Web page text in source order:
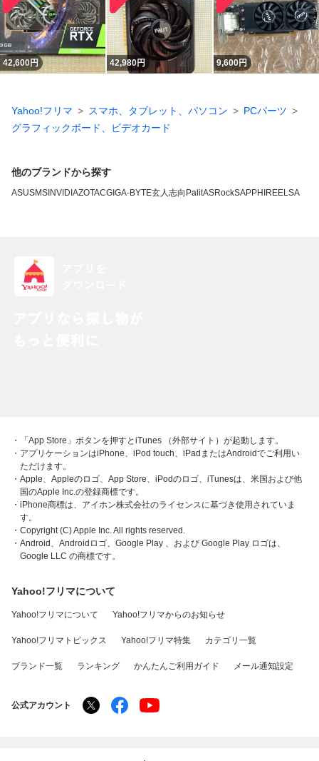
42,600円 42,980円 9,600円
Yahoo!フリマ スマホ、タブレット、パソコン
PCパーツ
グラフィックボード、ビデオカード
他のブランドから探す
ASUSMSI NVIDIAZOTACGIGA-BYTE玄人志向 PalitASRockSAPPHIREELSA
・「App Store」ボタンを押すとiTunes （外部サイト）が起動します。
・アプリケーションはiPhone、iPod touch、iPadまたはAndroidでご利用い
ただけます。
・Apple、Appleのロゴ、App Store、iPodのロゴ、iTunesは、米国および他
国のApple Inc.の登録商標です。
・iPhone商標は、アイホン株式会社のライセンスに基づき使用されていま
す。
・Copyright (C) Apple Inc. All rights reserved.
・Android、Androidロゴ、Google Play 、および Google Play ロゴは、
Google LLC の商標です。
Yahoo!フリマについて
Yahoo!フリマについて Yahoo!フリマからのお知らせ
Yahoo!フリマトピックス Yahoo!フリマ特集 カテゴリ一覧
ブランド一覧 ランキング かんたんご利用ガイド メール通知設定
公式アカウント